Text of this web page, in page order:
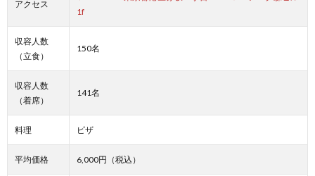
アクセス
1f
収容人数
（立食）
150名
収容人数
（着席）
141名
料理 ピザ
平均価格 6,000円（税込）